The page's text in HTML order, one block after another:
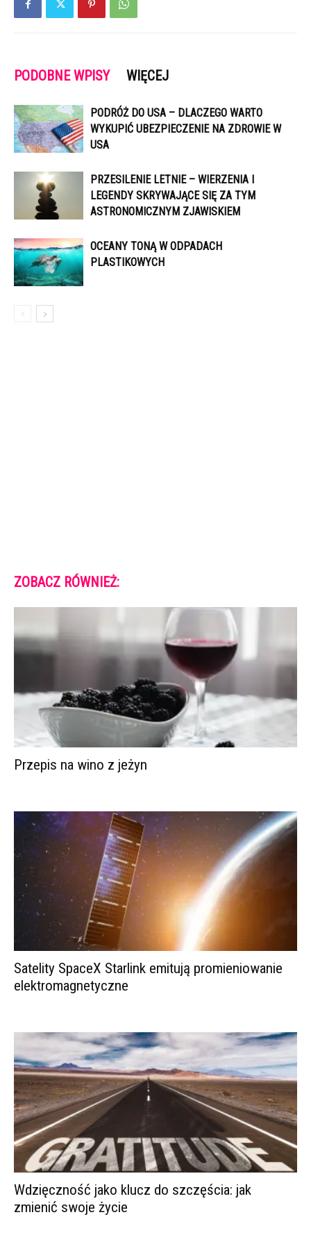
PODOBNE WPISY WIĘCEJ
PODRÓŻ DO USA – DLACZEGO WARTO
WYKUPIĆ UBEZPIECZENIE NA ZDROWIE W
USA
PRZESILENIE LETNIE – WIERZENIA I
LEGENDY SKRYWAJĄCE SIĘ ZA TYM
ASTRONOMICZNYM ZJAWISKIEM
OCEANY TONĄ W ODPADACH
PLASTIKOWYCH
ZOBACZ RÓWNIEŻ:
Przepis na wino z jeżyn
Satelity SpaceX Starlink emitują promieniowanie
elektromagnetyczne
Wdzięczność jako klucz do szczęścia: jak
zmienić swoje życie